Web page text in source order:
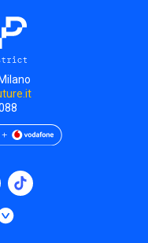
Mostra ulteriori